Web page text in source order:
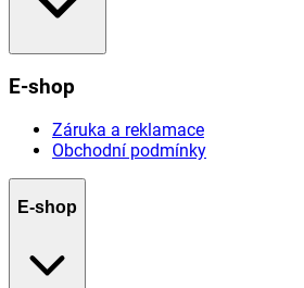
E-shop
Záruka a reklamace
Obchodní podmínky
E-shop